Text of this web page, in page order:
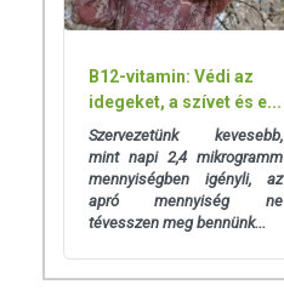
B12-vitamin: Védi az
idegeket, a szívet és e...
Szervezetünk kevesebb,
mint napi 2,4 mikrogramm
mennyiségben igényli, az
apró mennyiség ne
tévesszen meg bennünk...